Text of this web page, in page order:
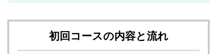
初回コースの内容と流れ